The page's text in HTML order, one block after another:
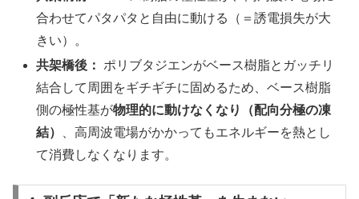
合わせてパタパタと自由に動ける（＝誘電損失が大
きい）。
共架橋後：
ポリブタジエンがベース樹脂とガッチリ
結合して周囲をギチギチに固めるため、ベース樹脂
側の極性基が物理的に動けなくなり（配向分極の凍
結）
、高周波電場がかかってもエネルギーを熱とし
て消費しなくなります。